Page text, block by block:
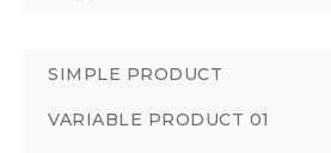
SIMPLE PRODUCT
VARIABLE PRODUCT 01